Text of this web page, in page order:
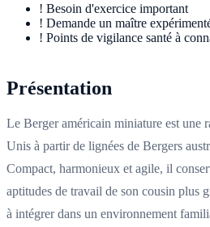
! Besoin d'exercice important
! Demande un maître
! Points de vigilance santé à
Présentation
Le Berger américain miniature est une
Unis à partir de lignées de Bergers
Compact, harmonieux et agile, il
aptitudes de travail de son cousin plus
à intégrer dans un environnement